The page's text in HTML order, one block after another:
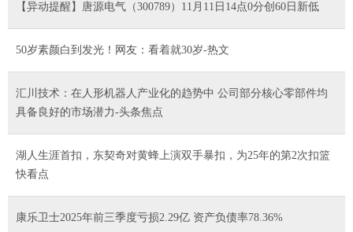
【异动提醒】唐源电气（300789）11月11日14点0分创60日新低
50岁素颜白到发光！网友：看着就30岁-热文
汇川技术：在人形机器人产业化的趋势中 公司部分核心零部件均
具备良好的市场潜力-头条焦点
湖人生涯首扣，东契奇对黄蜂上演双手暴扣，为25年的第2次扣篮
快看点
康乐卫士2025年前三季度亏损2.29亿 资产负债率78.36%